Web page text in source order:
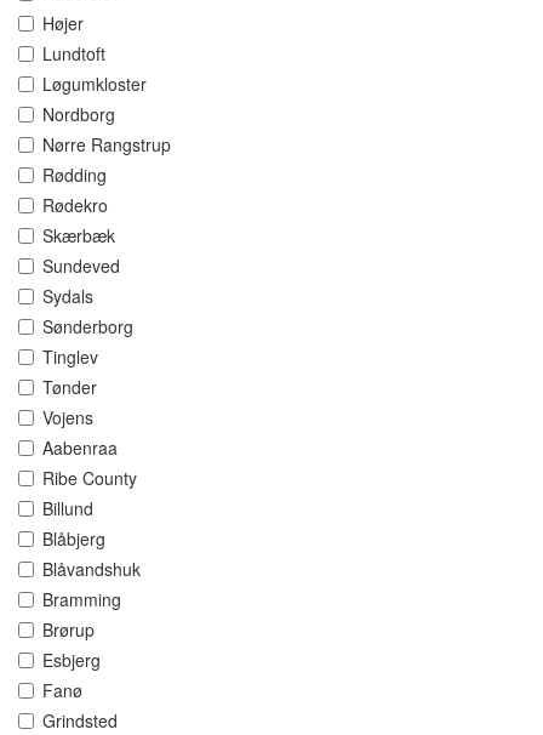
Højer
Lundtoft
Løgumkloster
Nordborg
Nørre Rangstrup
Rødding
Rødekro
Skærbæk
Sundeved
Sydals
Sønderborg
Tinglev
Tønder
Vojens
Aabenraa
Ribe County
Billund
Blåbjerg
Blåvandshuk
Bramming
Brørup
Esbjerg
Fanø
Grindsted